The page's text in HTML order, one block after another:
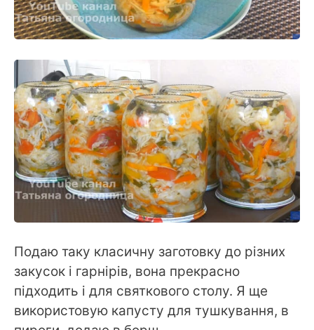
Подаю таку класичну заготовку до різних
закусок і гарнірів, вона прекрасно
підходить і для святкового столу. Я ще
використовую капусту для тушкування, в